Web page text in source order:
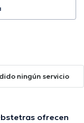
ningún servicio
ofrecen